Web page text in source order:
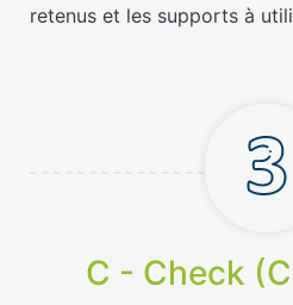
retenus et les supports à
C - Check